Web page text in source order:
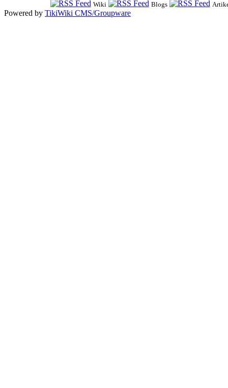
Wiki Blogs
Powered by TikiWiki CMS/Groupware